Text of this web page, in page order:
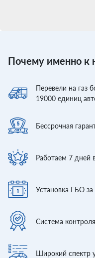
Почему именно к
Перевели на газ
19000 единиц
Бессрочная
Работаем 7 дней
Установка ГБО
Система контроля
Широкий спектр